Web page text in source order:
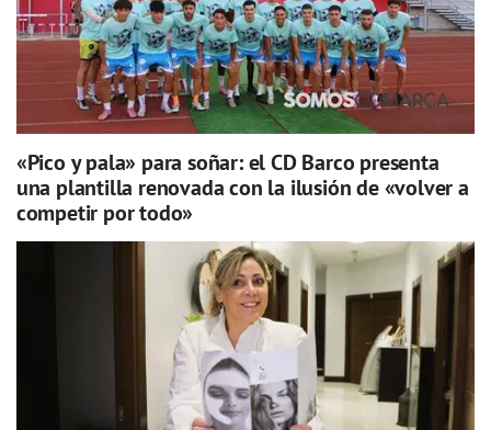
«Pico y pala» para soñar: el CD Barco presenta
una plantilla renovada con la ilusión de «volver a
competir por todo»